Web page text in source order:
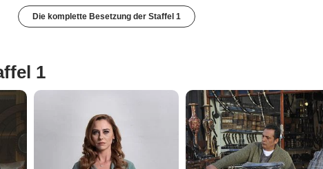
Die komplette Besetzung der Staffel 1
1